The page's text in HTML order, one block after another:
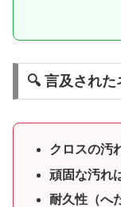
🔍 言及され
クロスの汚
頑固な汚れ
耐久性（へ